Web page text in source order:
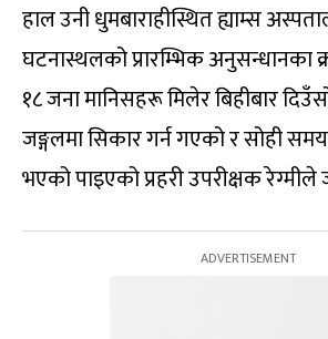
हाल उनी धुमबाराहीस्थित ह्याम्स
घटनास्थलको प्रारम्भिक अनुसन्धानका
१८ जना मानिसहरू मिलेर बिहीबार
जङ्गलमा सिकार गर्न गएको र सोही
भएको पाइएको प्रहरी उपरीक्षक रेग्मीले